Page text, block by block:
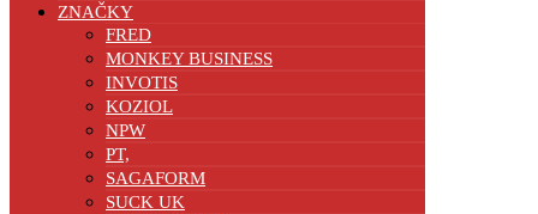
ZNAČKY
FRED
MONKEY BUSINESS
INVOTIS
KOZIOL
NPW
PT,
SAGAFORM
SUCK UK